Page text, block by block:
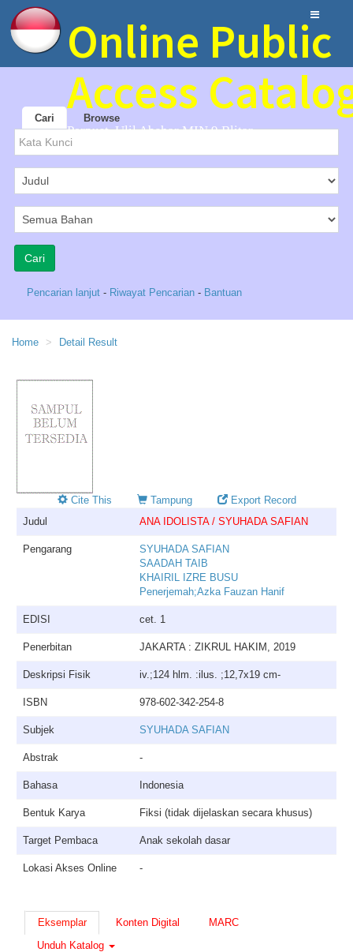
Online Public
Access
Perpust. Ulil Abshar MIN 9 Blitar
Cari Browse
Pencarian lanjut - Riwayat Pencarian - Bantuan
Home Detail Result
Cite This Tampung
Export Record
Judul
ANA IDOLISTA / SYUHADA SAFIAN
Pengarang
SYUHADA SAFIAN
SAADAH TAIB
KHAIRIL IZRE BUSU
Penerjemah;Azka Fauzan Hanif
EDISI cet. 1
Penerbitan JAKARTA : ZIKRUL HAKIM, 2019
Deskripsi Fisik iv.;124 hlm. :ilus. ;12,7x19 cm-
ISBN 978-602-342-254-8
Subjek SYUHADA SAFIAN
Abstrak -
Bahasa Indonesia
Bentuk Karya Fiksi (tidak dijelaskan secara khusus)
Target Pembaca Anak sekolah dasar
Lokasi Akses Online -
Eksemplar Konten Digital
MARC
Unduh Katalog